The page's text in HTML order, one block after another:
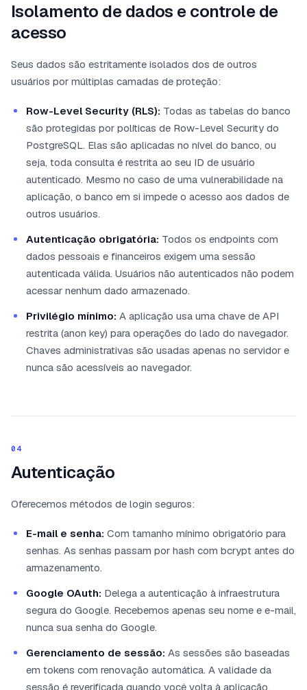
Isolamento de dados e controle de
acesso
Seus dados são estritamente isolados dos de outros
usuários por múltiplas camadas de proteção:
Row-Level Security (RLS): Todas as tabelas do banco
são protegidas por políticas de Row-Level Security do
PostgreSQL. Elas são aplicadas no nível do banco, ou
seja, toda consulta é restrita ao seu ID de usuário
autenticado. Mesmo no caso de uma vulnerabilidade na
aplicação, o banco em si impede o acesso aos dados de
outros usuários.
Autenticação obrigatória: Todos os endpoints com
dados pessoais e financeiros exigem uma sessão
autenticada válida. Usuários não autenticados não podem
acessar nenhum dado armazenado.
Privilégio mínimo: A aplicação usa uma chave de API
restrita (anon key) para operações do lado do navegador.
Chaves administrativas são usadas apenas no servidor e
nunca são acessíveis ao navegador.
04
Autenticação
Oferecemos métodos de login seguros:
E-mail e senha: Com tamanho mínimo obrigatório para
senhas. As senhas passam por hash com bcrypt antes do
armazenamento.
Google OAuth: Delega a autenticação à infraestrutura
segura do Google. Recebemos apenas seu nome e e-mail,
nunca sua senha do Google.
Gerenciamento de sessão: As sessões são baseadas
em tokens com renovação automática. A validade da
sessão é reverificada quando você volta à aplicação.